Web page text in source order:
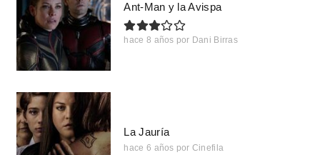
Ant-Man y la Avispa
hace 8 años por Dani Birras
La Jauría
hace 6 años por Cinefila